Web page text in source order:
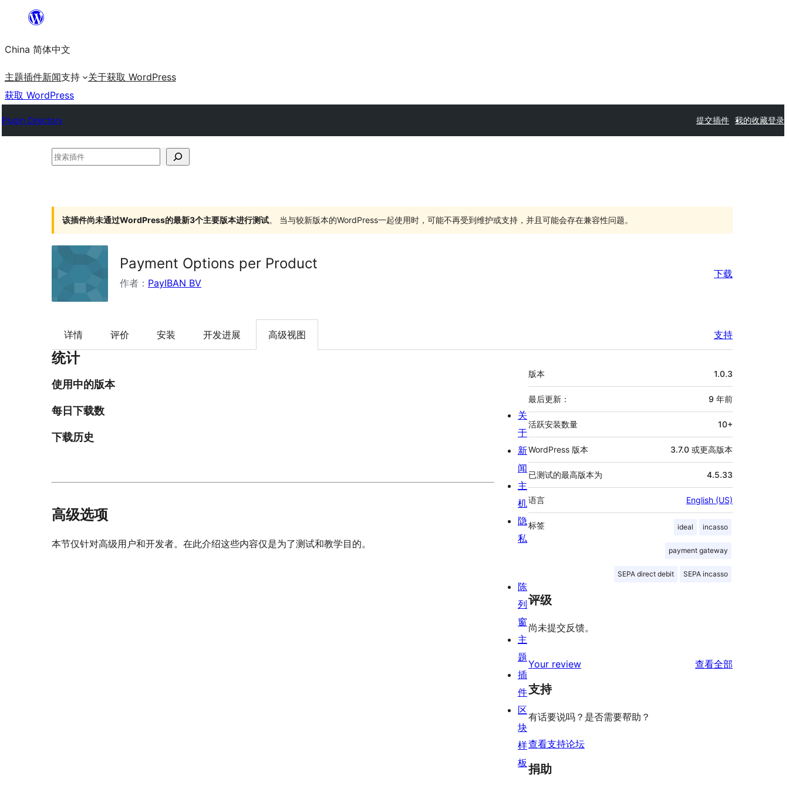
内
容
China 简体中文
主题插件新闻支持 关于获取 WordPress
获取 WordPress
Plugin Directory 提交插件 我的收藏登录
搜
件
该插件尚未通过WordPress的最新3个主要版本进行测试。 当与较新版本的WordPress一起使用时，可能不再受到维护或支持，并且可能会存在兼容性问题。
Payment Options per Product
作者： PayIBAN BV
下载
详情 评价 安装 开发进展 高级视图 支持
统计
使用中的版本
每日下载数
下载历史
高级选项
本节仅针对高级用户和开发者。在此介绍这些内容仅是为了测试和教学目的。
额
外
信
息
版本 1.0.3
最后更新： 9 年前
活跃安装数量 10+
WordPress 版本 3.7.0 或更高版本
已测试的最高版本为 4.5.33
语言 English (US)
标签 ideal incasso
payment gateway
SEPA direct debit SEPA incasso
评级
尚未提交反馈。
Your review 查看全部
支持
有话要说吗？是否需要帮助？
查看支持论坛
捐助
关
于
新
闻
主
机
隐
私
陈
列
窗
主
题
插
件
区
块
样
板